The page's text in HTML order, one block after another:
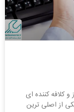
کلافه کننده ای
از اصلی ترین